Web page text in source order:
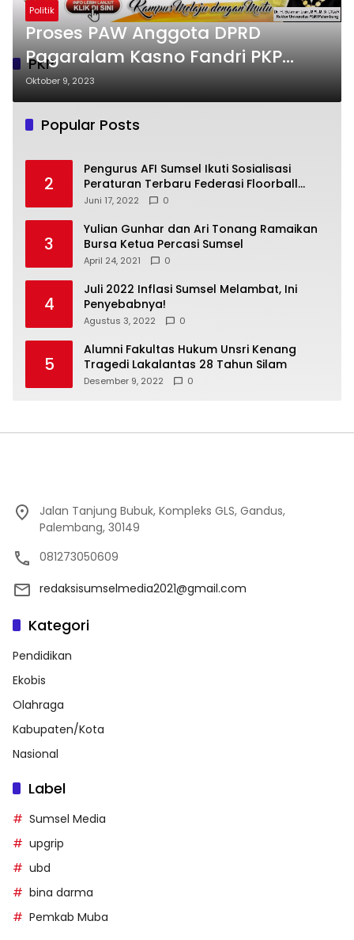
PKP
Politik
Proses PAW Anggota DPRD
Pagaralam Kasno Fandri PKP
Dinilai Kangkangi Putusan MK
dan Kebijakan Partai
Oktober 9, 2023
Popular Posts
2
Pengurus AFI Sumsel Ikuti Sosialisasi
Peraturan Terbaru Federasi Floorball
Internasional
Juni 17, 2022 0
3
Yulian Gunhar dan Ari Tonang Ramaikan
Bursa Ketua Percasi Sumsel
April 24, 2021 0
4
Juli 2022 Inflasi Sumsel Melambat, Ini
Penyebabnya!
Agustus 3, 2022 0
5
Alumni Fakultas Hukum Unsri Kenang
Tragedi Lakalantas 28 Tahun Silam
Desember 9, 2022 0
Jalan Tanjung Bubuk, Kompleks GLS, Gandus,
Palembang, 30149
081273050609
redaksisumselmedia2021@gmail.com
Kategori
Pendidikan
Ekobis
Olahraga
Kabupaten/Kota
Nasional
Label
Sumsel Media
upgrip
ubd
bina darma
Pemkab Muba